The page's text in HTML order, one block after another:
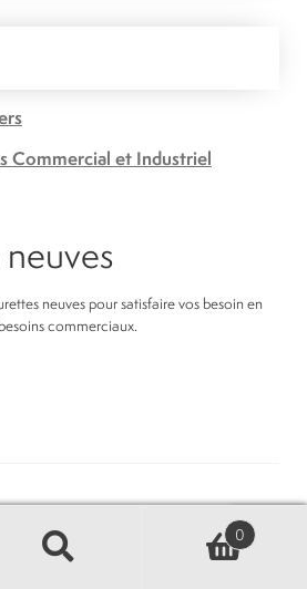
Commercial et Industriel
neuves pour satisfaire vos besoin en
commerciaux.
0